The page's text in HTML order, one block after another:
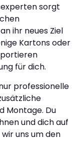
sorgt
ihr neues Ziel
Kartons oder
für dich.
professionelle
Montage. Du
und dich auf
uns um den